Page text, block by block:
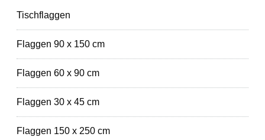
Tischflaggen
Flaggen 90 x 150 cm
Flaggen 60 x 90 cm
Flaggen 30 x 45 cm
Flaggen 150 x 250 cm